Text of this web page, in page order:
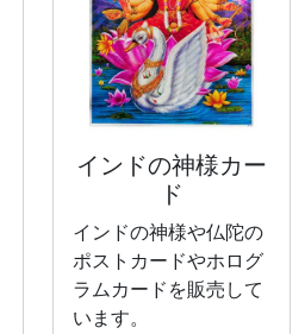
インドの神様カー
ド
インドの神様や仏陀の
ポストカードやホログ
ラムカードを販売して
います。